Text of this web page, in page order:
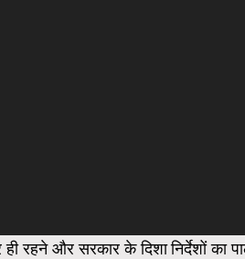
रहने और सरकार के दिशा निर्देशों का